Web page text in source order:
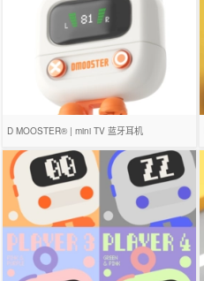
D MOOSTER® | mini TV 蓝牙耳机